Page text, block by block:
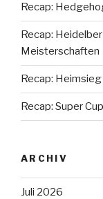
Recap:
Recap:
Meisterschaften
Recap:
Recap: Super
ARCHIV
Juli 2026